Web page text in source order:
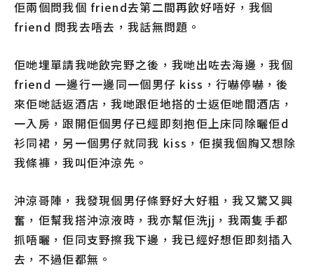
佢兩個問我個 friend去第二間再飲好唔好，我個
friend 問我去唔去，我話無問題。
佢哋埋單請我哋飲完野之後，我哋出咗去海邊，我個
friend 一邊行一邊同一個男仔 kiss，行嚇停嚇，後
來佢哋話返酒店，我哋跟佢地搭的士返佢哋間酒店，
一入房，跟開佢個男仔已經即刻抱佢上床同除曬佢d
衫同裙，另一個男仔就同我 kiss，佢摸我個胸又想除
我條褲，我叫佢沖涼先。
沖涼哥陣，我發現個男仔條野好大好粗，我又驚又興
奮，佢幫我搭沖涼液時，我亦幫佢洗jj，我兩隻手都
抓唔曬，佢同支野擦我下邊，我已經好想佢即刻插入
去，不過佢都無。